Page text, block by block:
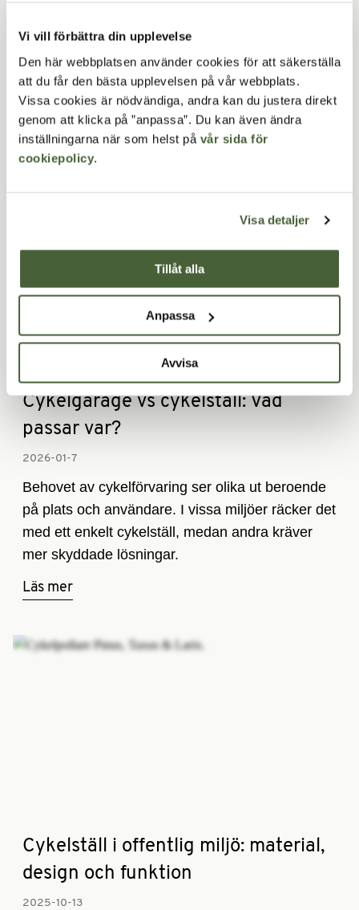
Vi vill förbättra din upplevelse
Den här webbplatsen använder cookies för att säkerställa
att du får den bästa upplevelsen på vår webbplats.
Vissa cookies är nödvändiga, andra kan du justera direkt
genom att klicka på ”anpassa”. Du kan även ändra
inställningarna när som helst på vår sida för
cookiepolicy.
Visa detaljer
Tillåt alla
Anpassa
Avvisa
2026-02-9­
När en kommun eller skola satsar på nya
cykelställ är det inte bara valet av modell som
avgör om satsningen blir lyckad.
Läs mer
Cykelgarage vs cykelställ: Vad
passar var?
2026-01-7­
Behovet av cykelförvaring ser olika ut beroende
på plats och användare. I vissa miljöer räcker det
med ett enkelt cykelställ, medan andra kräver
mer skyddade lösningar.
Läs mer
Cykelställ i offentlig miljö: material,
design och funktion
2025-10-13­